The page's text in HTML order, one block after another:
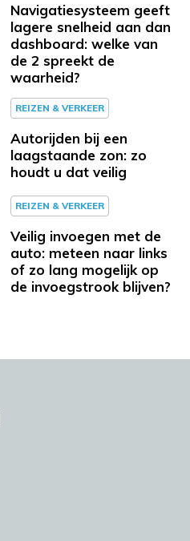
Navigatiesysteem geeft
lagere snelheid aan dan
dashboard: welke van
de 2 spreekt de
waarheid?
REIZEN & VERKEER
Autorijden bij een
laagstaande zon: zo
houdt u dat veilig
REIZEN & VERKEER
Veilig invoegen met de
auto: meteen naar links
of zo lang mogelijk op
de invoegstrook blijven?